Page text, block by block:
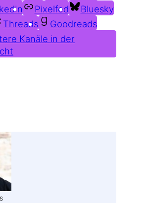
Pixelfed
Bluesky
Threads
Goodreads
Kanäle in der